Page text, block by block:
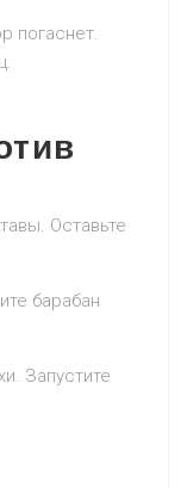
погаснет.
Оставьте
барабан
Запустите